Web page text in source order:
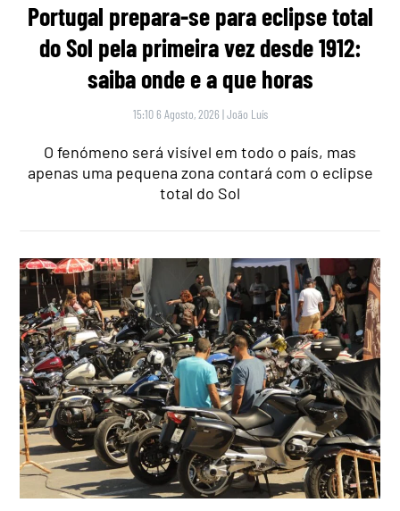
Portugal prepara-se para eclipse total
do Sol pela primeira vez desde 1912:
saiba onde e a que horas
15:10 6 Agosto, 2026 |João Luís
O fenómeno será visível em todo o país, mas
apenas uma pequena zona contará com o eclipse
total do Sol